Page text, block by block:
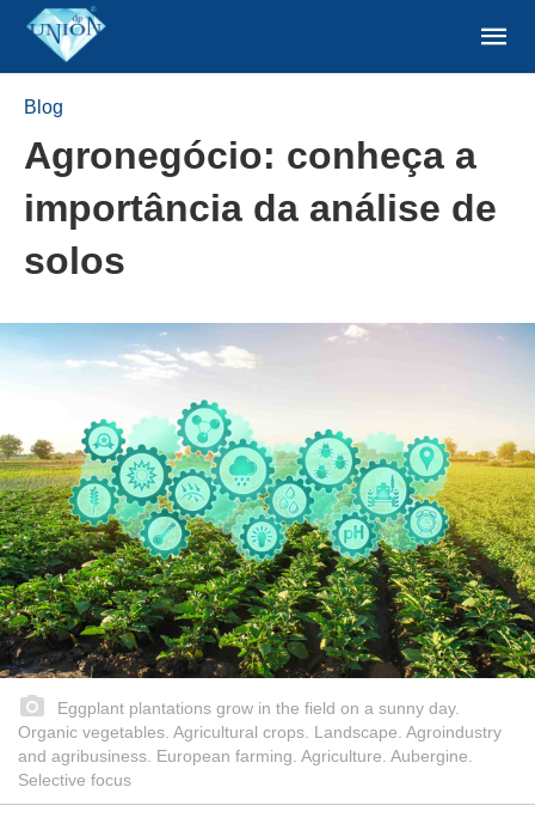
Blog
Agronegócio: conheça a
importância da análise de
solos
Eggplant plantations grow in the field on a sunny day.
Organic vegetables. Agricultural crops. Landscape. Agroindustry
and agribusiness. European farming. Agriculture. Aubergine.
Selective focus